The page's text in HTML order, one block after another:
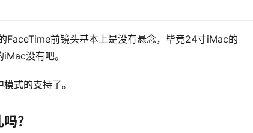
前镜头基本上是没有悬念，毕竟24寸iMac的
没有吧。
式的支持了。
？